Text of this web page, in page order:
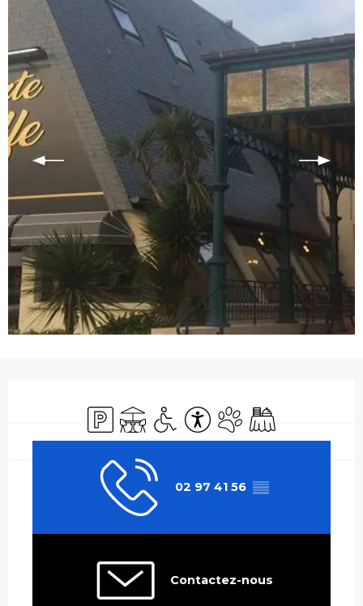
ParkingTerrasseAccès handicapés
Accessibilité
Animaux acceptés
Banquet
02 97 41 56 ▒▒
Contactez-nous